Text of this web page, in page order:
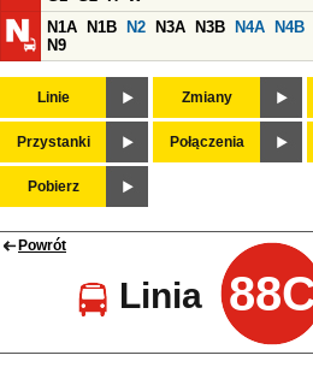
N1A
N1B N2 N3A N3B N4A N4B
N9
Linie Zmiany
Przystanki Połączenia
Pobierz
Powrót
Linia